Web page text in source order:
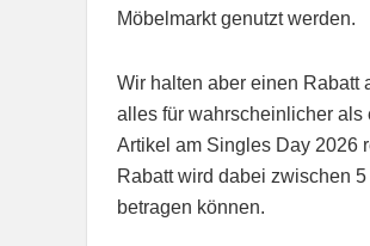
Möbelmarkt genutzt werden.
Wir halten aber einen Rabatt
alles für wahrscheinlicher als
Artikel am Singles Day 2026
Rabatt wird dabei zwischen
betragen können.